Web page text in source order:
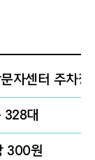
자센터 주차장
대
300원